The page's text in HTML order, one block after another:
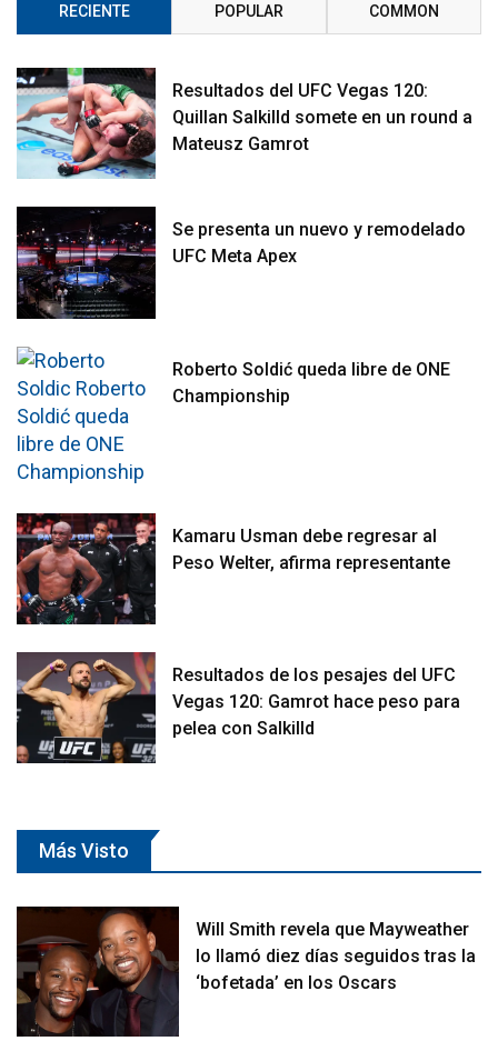
RECIENTE POPULAR COMMON
Resultados del UFC Vegas 120:
Quillan Salkilld somete en un round a
Mateusz Gamrot
Se presenta un nuevo y remodelado
UFC Meta Apex
Roberto Soldić queda libre de ONE
Championship
Kamaru Usman debe regresar al
Peso Welter, afirma representante
Resultados de los pesajes del UFC
Vegas 120: Gamrot hace peso para
pelea con Salkilld
Más Visto
Will Smith revela que Mayweather
lo llamó diez días seguidos tras la
‘bofetada’ en los Oscars